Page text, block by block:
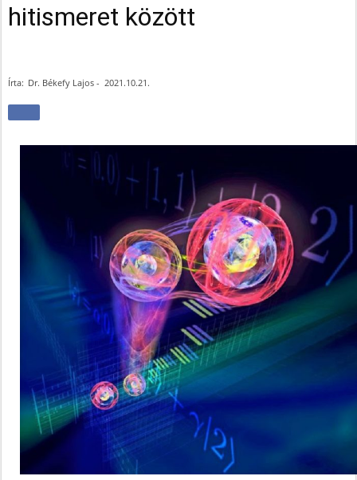
hitismeret között
Írta: Dr. Békefy Lajos - 2021.10.21.